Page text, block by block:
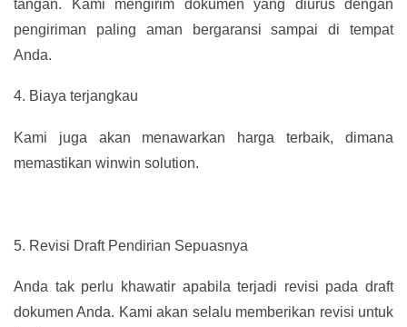
tangan. Kami mengirim dokumen yang diurus dengan
pengiriman paling aman bergaransi sampai di tempat
Anda.
4. Biaya terjangkau
Kami juga akan menawarkan harga terbaik, dimana
memastikan winwin solution.
5. Revisi Draft Pendirian Sepuasnya
Anda tak perlu khawatir apabila terjadi revisi pada draft
dokumen Anda. Kami akan selalu memberikan revisi untuk